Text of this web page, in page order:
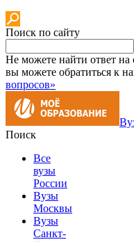
Поиск по сайту
Не можете найти ответ
вы можете обратиться к
вопросов»
Поиск
Все
вузы
России
Вузы
Москвы
Вузы
Санкт-